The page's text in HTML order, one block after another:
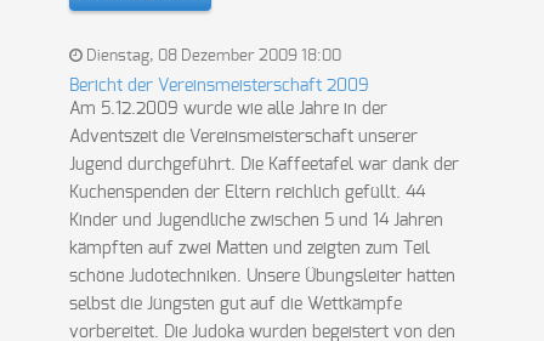
Dienstag, 08 Dezember 2009 18:00
Bericht der Vereinsmeisterschaft 2009
Am 5.12.2009 wurde wie alle Jahre in der
Adventszeit die Vereinsmeisterschaft unserer
Jugend durchgeführt. Die Kaffeetafel war dank der
Kuchenspenden der Eltern reichlich gefüllt. 44
Kinder und Jugendliche zwischen 5 und 14 Jahren
kämpften auf zwei Matten und zeigten zum Teil
schöne Judotechniken. Unsere Übungsleiter hatten
selbst die Jüngsten gut auf die Wettkämpfe
vorbereitet. Die Judoka wurden begeistert von den